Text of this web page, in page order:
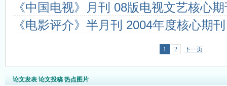
《中国电视》月刊 08版电视文艺核心
《电影评介》半月刊 2004年度核心期刊
1 2 下一页
论文发表 论文投稿 热点图片